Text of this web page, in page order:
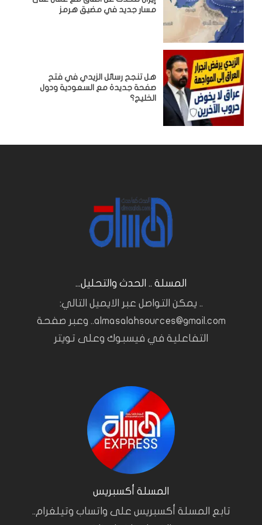
مسار جديد في مضيق هرمز
هل تنجح رسائل الزيدي في فتح
صفحة جديدة مع السعودية ودول
الخليج؟
المسلة .. الحدث والتحليل...
.. يمكن التواصل عبر الايميل التالي:
almasalahsources@gmail.com.. وعبر صفحة
التفاعلية في فيسبوك وعلى تويتر
المسلة أكسبريس
تابع المسلة أكسبريس على واتساب وتيلغرام..